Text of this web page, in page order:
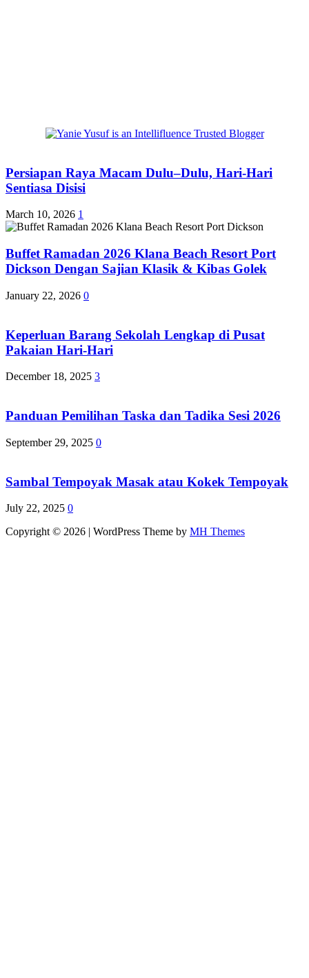
Persiapan Raya Macam Dulu–Dulu, Hari-Hari
Sentiasa Disisi
March 10, 2026 1
Buffet Ramadan 2026 Klana Beach Resort Port
Dickson Dengan Sajian Klasik & Kibas Golek
January 22, 2026 0
Keperluan Barang Sekolah Lengkap di Pusat
Pakaian Hari-Hari
December 18, 2025 3
Panduan Pemilihan Taska dan Tadika Sesi 2026
September 29, 2025 0
Sambal Tempoyak Masak atau Kokek Tempoyak
July 22, 2025 0
Copyright © 2026 | WordPress Theme by MH Themes